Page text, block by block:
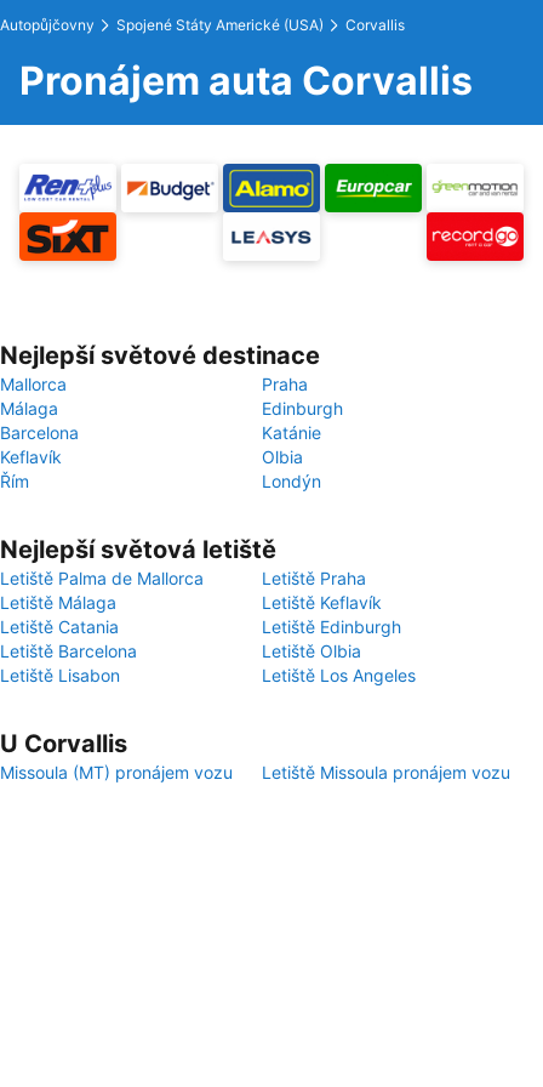
Autopůjčovny Spojené Státy Americké (USA) Corvallis
Pronájem auta Corvallis
Nejlepší světové destinace
Mallorca
Praha
Málaga
Edinburgh
Barcelona
Katánie
Keflavík
Olbia
Řím
Londýn
Nejlepší světová letiště
Letiště Palma de Mallorca
Letiště Praha
Letiště Málaga
Letiště Keflavík
Letiště Catania
Letiště Edinburgh
Letiště Barcelona
Letiště Olbia
Letiště Lisabon
Letiště Los Angeles
U Corvallis
Missoula (MT) pronájem vozu Letiště Missoula pronájem vozu